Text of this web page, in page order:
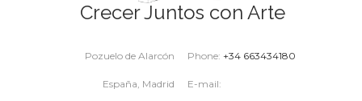
Crecer Juntos con Arte
Phone:+34 663434180
E-mail:
Pozuelo de Alarcón
España, Madrid